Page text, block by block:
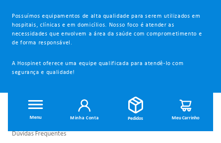
Minha Conta
Possuímos equipamentos de alta qualidade para serem utilizados em
hospitais, clínicas e em domicílios. Nosso foco é atender as
necessidades que envolvem a área da saúde com comprometimento e
de forma responsável.
A Hospinet oferece uma equipe qualificada para atendê-lo com
segurança e qualidade!
INSTITUCIONAL
Dúvidas Frequentes